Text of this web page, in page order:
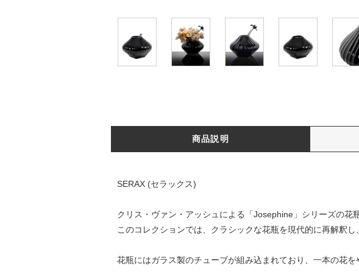
商品説明
SERAX (セラックス)
クリス・ヴァン・アッシュによる「Josephine」シリーズの花
このコレクションでは、クラシックな花瓶を現代的に再解釈
花瓶にはガラス製のチューブが組み込まれており、一本の花